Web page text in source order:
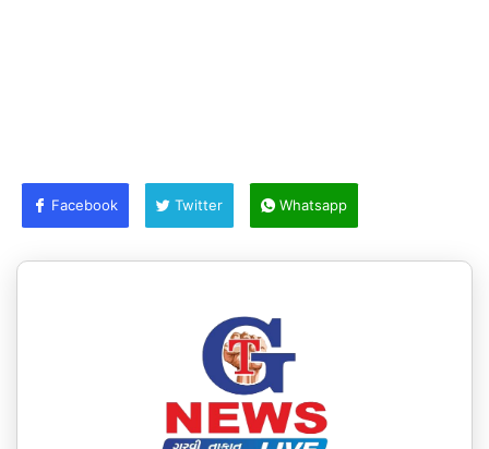
Facebook Twitter Whatsapp